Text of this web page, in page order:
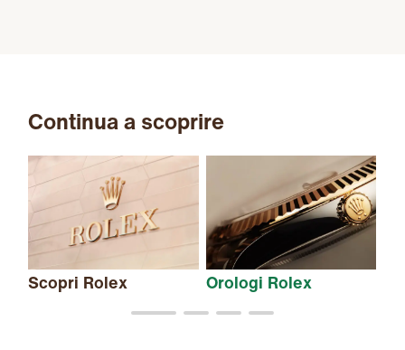
Continua a scoprire
Scopri Rolex Orologi Rolex